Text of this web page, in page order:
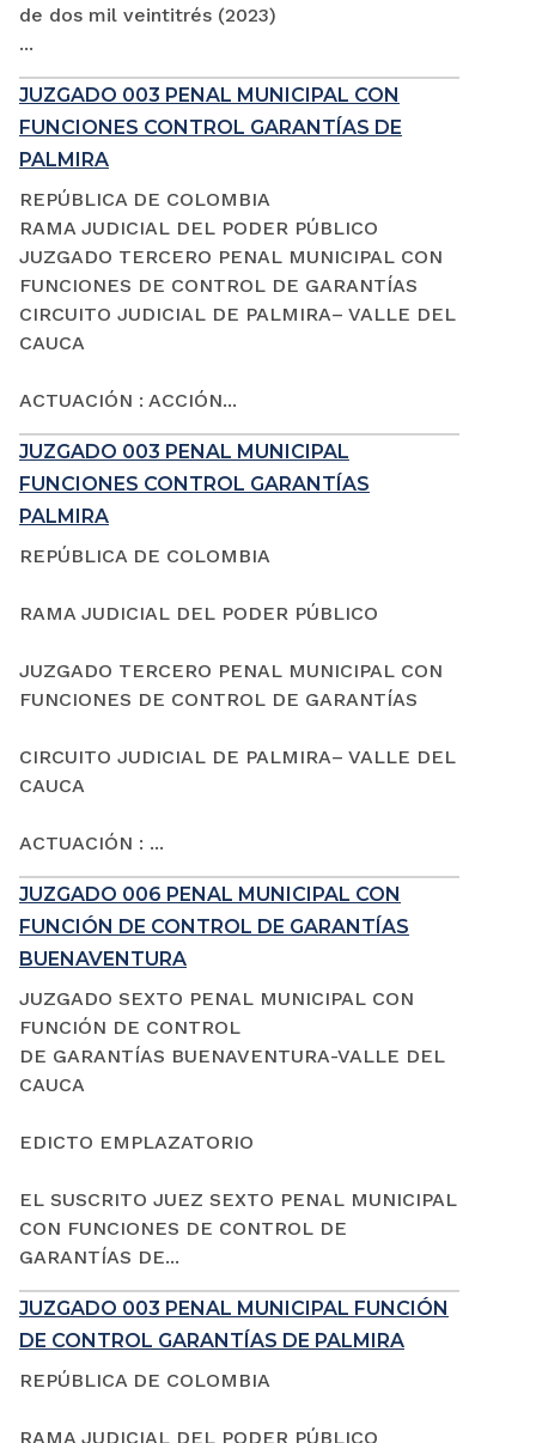
de dos mil veintitrés (2023)
...
JUZGADO 003 PENAL MUNICIPAL CON
FUNCIONES CONTROL GARANTÍAS DE
PALMIRA
REPÚBLICA DE COLOMBIA
RAMA JUDICIAL DEL PODER PÚBLICO
JUZGADO TERCERO PENAL MUNICIPAL CON
FUNCIONES DE CONTROL DE GARANTÍAS
CIRCUITO JUDICIAL DE PALMIRA– VALLE DEL
CAUCA
ACTUACIÓN : ACCIÓN...
JUZGADO 003 PENAL MUNICIPAL
FUNCIONES CONTROL GARANTÍAS
PALMIRA
REPÚBLICA DE COLOMBIA
RAMA JUDICIAL DEL PODER PÚBLICO
JUZGADO TERCERO PENAL MUNICIPAL CON
FUNCIONES DE CONTROL DE GARANTÍAS
CIRCUITO JUDICIAL DE PALMIRA– VALLE DEL
CAUCA
ACTUACIÓN : ...
JUZGADO 006 PENAL MUNICIPAL CON
FUNCIÓN DE CONTROL DE GARANTÍAS
BUENAVENTURA
JUZGADO SEXTO PENAL MUNICIPAL CON
FUNCIÓN DE CONTROL
DE GARANTÍAS BUENAVENTURA-VALLE DEL
CAUCA
EDICTO EMPLAZATORIO
EL SUSCRITO JUEZ SEXTO PENAL MUNICIPAL
CON FUNCIONES DE CONTROL DE
GARANTÍAS DE...
JUZGADO 003 PENAL MUNICIPAL FUNCIÓN
DE CONTROL GARANTÍAS DE PALMIRA
REPÚBLICA DE COLOMBIA
RAMA JUDICIAL DEL PODER PÚBLICO